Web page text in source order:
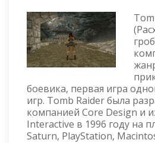
боевика, первая игра
игр. Tomb Raider была
компанией Core Design и
Interactive в 1996 году на
Saturn, PlayStation,